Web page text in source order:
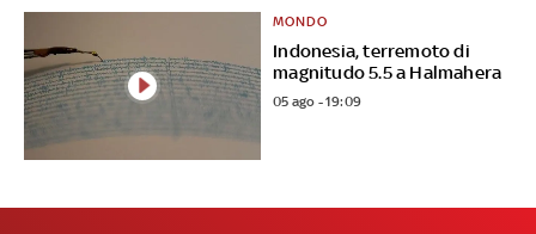
Indonesia, terremoto di
magnitudo 5.5 a Halmahera
MONDO
05 ago - 19:09